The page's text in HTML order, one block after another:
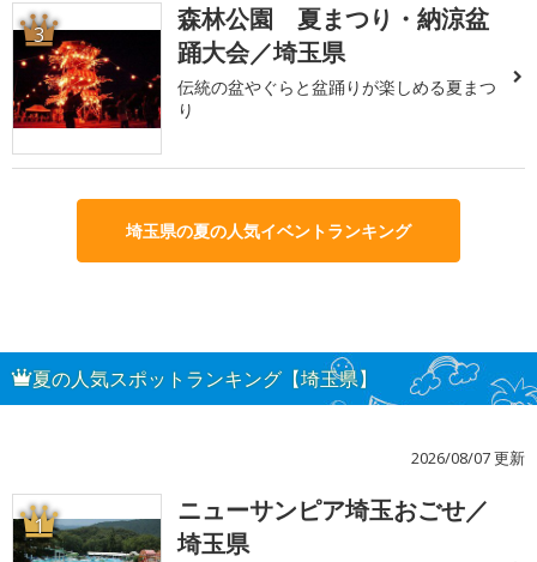
3
森林公園 夏まつり・納涼盆
踊大会／埼玉県
伝統の盆やぐらと盆踊りが楽しめる夏まつ
り
埼玉県の夏の人気イベントランキング
夏の人気スポットランキング【埼玉県】
2026/08/07 更新
1
ニューサンピア埼玉おごせ／
埼玉県